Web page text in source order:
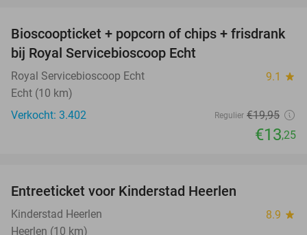
34%
Bioscoopticket + popcorn of chips + frisdrank
bij Royal Servicebioscoop Echt
Royal Servicebioscoop Echt 9.1 star
Echt (10 km)
Verkocht: 3.402
Regulier €19,95
€13,25
Entreeticket voor Kinderstad Heerlen
Kinderstad Heerlen 8.9 star
Heerlen (10 km)